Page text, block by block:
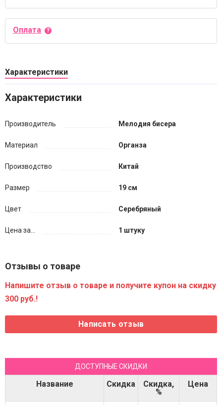
Оплата
Характеристики
Характеристики
Производитель Мелодия бисера
Материал Органза
Производство Китай
Размер 19 см
Цвет Серебряный
Цена за... 1 штуку
Отзывы о товаре
Напишите отзыв о товаре и получите купон на скидку
300 руб.!
ДОСТУПНЫЕ СКИДКИ
Название Скидка
Скидка,
%
Цена